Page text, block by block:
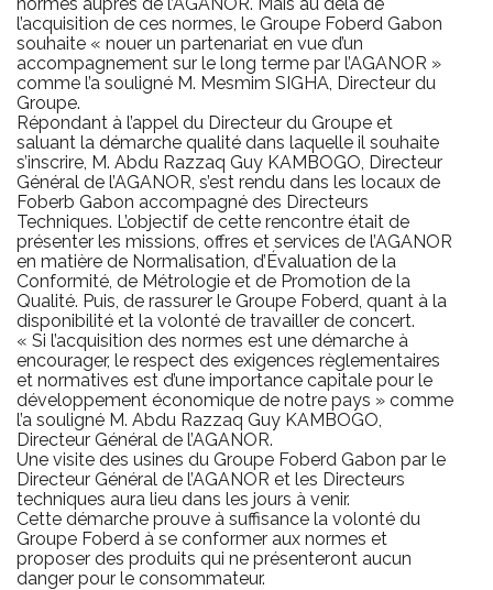
l’acquisition de ces normes, le Groupe Foberd Gabon
souhaite « nouer un partenariat en vue d’un
accompagnement sur le long terme par l’AGANOR »
comme l’a souligné M. Mesmim SIGHA, Directeur du
Groupe.
Répondant à l’appel du Directeur du Groupe et
saluant la démarche qualité dans laquelle il souhaite
s’inscrire, M. Abdu Razzaq Guy KAMBOGO, Directeur
Général de l’AGANOR, s’est rendu dans les locaux de
Foberb Gabon accompagné des Directeurs
Techniques. L’objectif de cette rencontre était de
présenter les missions, offres et services de l’AGANOR
en matière de Normalisation, d’Évaluation de la
Conformité, de Métrologie et de Promotion de la
Qualité. Puis, de rassurer le Groupe Foberd, quant à la
disponibilité et la volonté de travailler de concert.
« Si l’acquisition des normes est une démarche à
encourager, le respect des exigences règlementaires
et normatives est d’une importance capitale pour le
développement économique de notre pays » comme
l’a souligné M. Abdu Razzaq Guy KAMBOGO,
Directeur Général de l’AGANOR.
Une visite des usines du Groupe Foberd Gabon par le
Directeur Général de l’AGANOR et les Directeurs
techniques aura lieu dans les jours à venir.
Cette démarche prouve à suffisance la volonté du
Groupe Foberd à se conformer aux normes et
proposer des produits qui ne présenteront aucun
danger pour le consommateur.